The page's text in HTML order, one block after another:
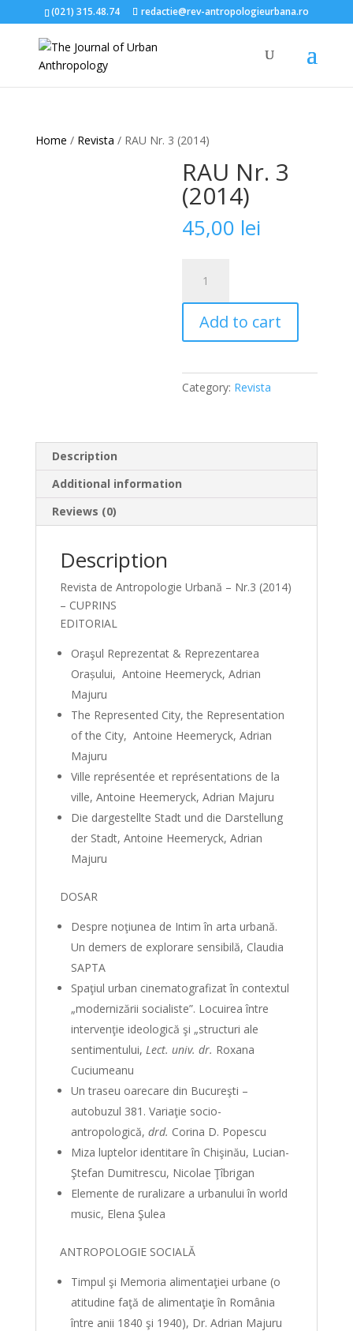
(021) 315.48.74 redactie@rev-antropologieurbana.ro
Home / Revista / RAU Nr. 3 (2014)
RAU Nr. 3
(2014)
45,00 lei
3
(2014)
quantity
Add to cart
Category: Revista
Description
Additional information
Reviews (0)
Description
Revista de Antropologie Urbană – Nr.3 (2014)
– CUPRINS
EDITORIAL
Oraşul Reprezentat & Reprezentarea
Orașului, Antoine Heemeryck, Adrian
Majuru
The Represented City, the Representation
of the City, Antoine Heemeryck, Adrian
Majuru
Ville représentée et représentations de la
ville, Antoine Heemeryck, Adrian Majuru
Die dargestellte Stadt und die Darstellung
der Stadt, Antoine Heemeryck, Adrian
Majuru
DOSAR
Despre noţiunea de Intim în arta urbană.
Un demers de explorare sensibilă, Claudia
SAPTA
Spaţiul urban cinematografizat în contextul
„modernizării socialiste”. Locuirea între
intervenţie ideologică şi „structuri ale
sentimentului, Lect. univ. dr. Roxana
Cuciumeanu
Un traseu oarecare din Bucureşti –
autobuzul 381. Variaţie socio-
antropologică, drd. Corina D. Popescu
Miza luptelor identitare în Chişinău, Lucian-
Ştefan Dumitrescu, Nicolae Ţîbrigan
Elemente de ruralizare a urbanului în world
music, Elena Şulea
ANTROPOLOGIE SOCIALĂ
Timpul şi Memoria alimentaţiei urbane (o
atitudine faţă de alimentaţie în România
între anii 1840 şi 1940), Dr. Adrian Majuru